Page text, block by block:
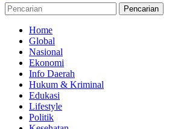
Pencarian
Home
Global
Nasional
Ekonomi
Info Daerah
Hukum & Kriminal
Edukasi
Lifestyle
Politik